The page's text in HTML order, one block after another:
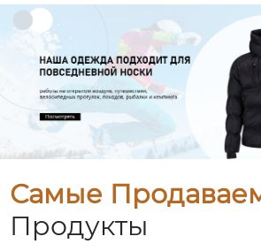
Самые
Продукты